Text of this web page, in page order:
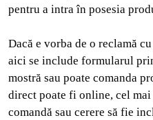
pentru a intra în posesia
Dacă e vorba de o reclamă
aici se include formularul
mostră sau poate comanda
direct poate fi online, cel
comandă sau cerere să fie